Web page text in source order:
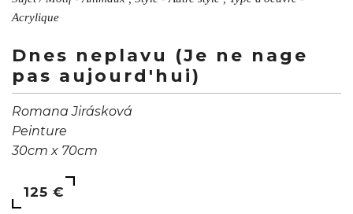
Acrylique
Dnes neplavu (Je ne nage
pas aujourd'hui)
Romana Jirásková
Peinture
30cm x 70cm
125 €